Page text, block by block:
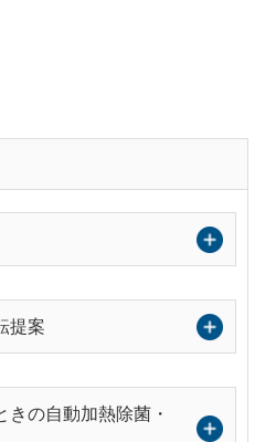
提案
きの自動加熱除菌・